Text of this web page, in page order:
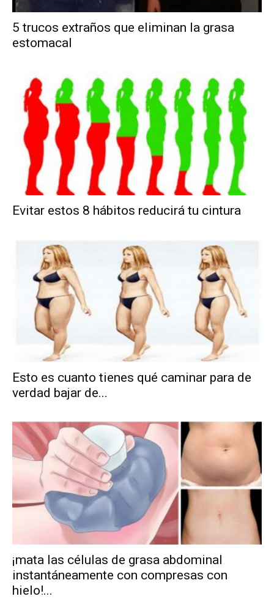
5 trucos extraños que eliminan la grasa
estomacal
Evitar estos 8 hábitos reducirá tu cintura
Esto es cuanto tienes qué caminar para de
verdad bajar de...
¡mata las células de grasa abdominal
instantáneamente con compresas con
hielo!...